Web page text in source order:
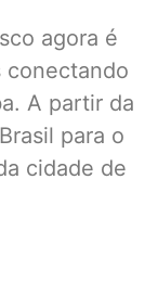
agora é
conectando
A partir da
para o
cidade de